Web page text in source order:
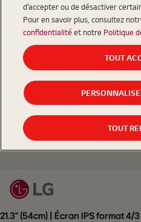
21.3" (54cm) | Écran IPS format 4/
d’accepter ou de désactiver
Pour en savoir plus, consultez
confidentialité et notre Politique
TOUT
TOUT